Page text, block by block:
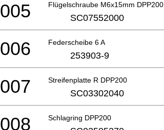
Flügelschraube M6x15mm DPP200
005 SC07552000
Federscheibe 6 A
006 253903-9
Streifenplatte R DPP200
007 SC03302040
Schlagring DPP200
008